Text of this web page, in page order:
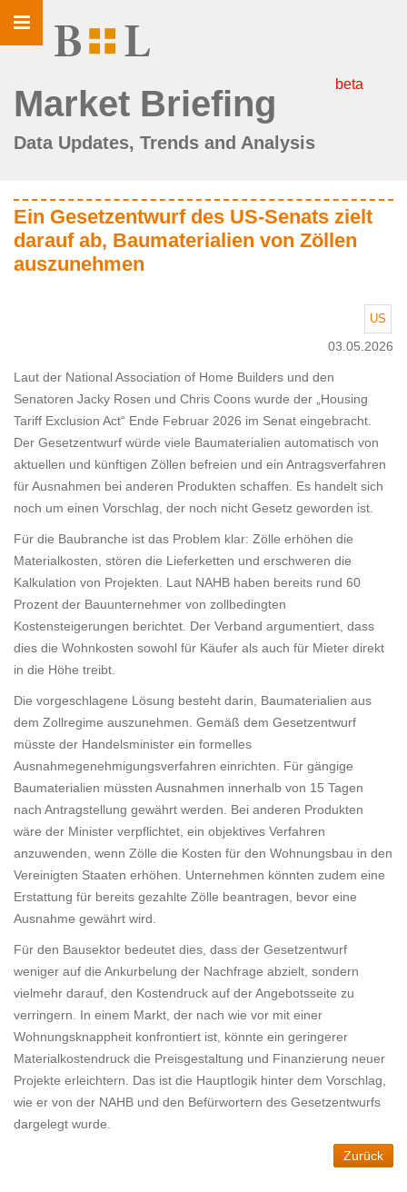
Toggle
navigation
Market Briefing beta
Data Updates, Trends and Analysis
Ein Gesetzentwurf des US-Senats zielt
darauf ab, Baumaterialien von Zöllen
auszunehmen
US
03.05.2026
Laut der National Association of Home Builders und den
Senatoren Jacky Rosen und Chris Coons wurde der „Housing
Tariff Exclusion Act“ Ende Februar 2026 im Senat eingebracht.
Der Gesetzentwurf würde viele Baumaterialien automatisch von
aktuellen und künftigen Zöllen befreien und ein Antragsverfahren
für Ausnahmen bei anderen Produkten schaffen. Es handelt sich
noch um einen Vorschlag, der noch nicht Gesetz geworden ist.
Für die Baubranche ist das Problem klar: Zölle erhöhen die
Materialkosten, stören die Lieferketten und erschweren die
Kalkulation von Projekten. Laut NAHB haben bereits rund 60
Prozent der Bauunternehmer von zollbedingten
Kostensteigerungen berichtet. Der Verband argumentiert, dass
dies die Wohnkosten sowohl für Käufer als auch für Mieter direkt
in die Höhe treibt.
Die vorgeschlagene Lösung besteht darin, Baumaterialien aus
dem Zollregime auszunehmen. Gemäß dem Gesetzentwurf
müsste der Handelsminister ein formelles
Ausnahmegenehmigungsverfahren einrichten. Für gängige
Baumaterialien müssten Ausnahmen innerhalb von 15 Tagen
nach Antragstellung gewährt werden. Bei anderen Produkten
wäre der Minister verpflichtet, ein objektives Verfahren
anzuwenden, wenn Zölle die Kosten für den Wohnungsbau in den
Vereinigten Staaten erhöhen. Unternehmen könnten zudem eine
Erstattung für bereits gezahlte Zölle beantragen, bevor eine
Ausnahme gewährt wird.
Für den Bausektor bedeutet dies, dass der Gesetzentwurf
weniger auf die Ankurbelung der Nachfrage abzielt, sondern
vielmehr darauf, den Kostendruck auf der Angebotsseite zu
verringern. In einem Markt, der nach wie vor mit einer
Wohnungsknappheit konfrontiert ist, könnte ein geringerer
Materialkostendruck die Preisgestaltung und Finanzierung neuer
Projekte erleichtern. Das ist die Hauptlogik hinter dem Vorschlag,
wie er von der NAHB und den Befürwortern des Gesetzentwurfs
dargelegt wurde.
Zurück